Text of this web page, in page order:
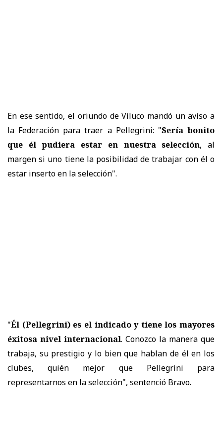
En ese sentido, el oriundo de Viluco mandó un aviso a
la Federación para traer a Pellegrini: "Sería bonito
que él pudiera estar en nuestra selección, al
margen si uno tiene la posibilidad de trabajar con él o
estar inserto en la selección".
"Él (Pellegrini) es el indicado y tiene los mayores
éxitosa nivel internacional. Conozco la manera que
trabaja, su prestigio y lo bien que hablan de él en los
clubes, quién mejor que Pellegrini para
representarnos en la selección", sentenció Bravo.